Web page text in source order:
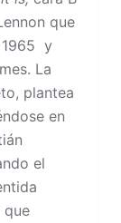
que
1965 y
La
plantea
en
el
que